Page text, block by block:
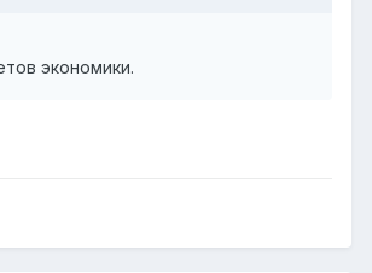
экономики.